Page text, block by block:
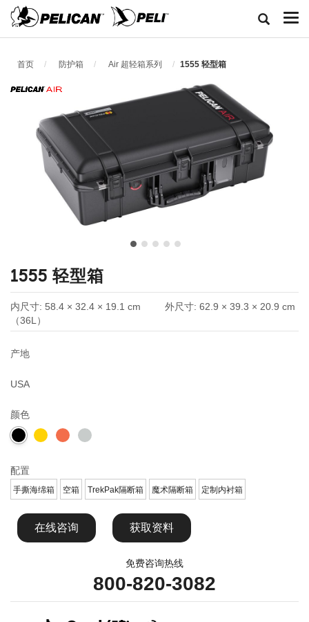
首页 防护箱 Air 超轻箱系列 1555 轻型箱
1555 轻型箱
内尺寸: 58.4 × 32.4 × 19.1 cm
（36L）
外尺寸: 62.9 × 39.3 × 20.9 cm
产地
USA
颜色
配置
手撕海绵箱 空箱 TrekPak隔断箱 魔术隔断箱 定制内衬箱
在线咨询 获取资料
免费咨询热线
800-820-3082